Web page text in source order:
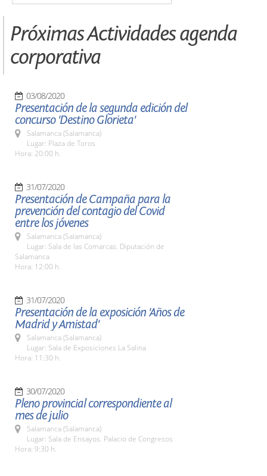
Próximas Actividades agenda
corporativa
03/08/2020
Presentación de la segunda edición del
concurso 'Destino Glorieta'
Salamanca (Salamanca)
Lugar: Plaza de Toros
Hora: 20:00 h.
31/07/2020
Presentación de Campaña para la
prevención del contagio del Covid
entre los jóvenes
Salamanca (Salamanca)
Lugar: Sala de las Comarcas. Diputación de
Salamanca
Hora: 12:00 h.
31/07/2020
Presentación de la exposición 'Años de
Madrid y Amistad'
Salamanca (Salamanca)
Lugar: Sala de Exposiciones La Salina
Hora: 11:30 h.
30/07/2020
Pleno provincial correspondiente al
mes de julio
Salamanca (Salamanca)
Lugar: Sala de Ensayos. Palacio de Congresos
Hora: 9:30 h.